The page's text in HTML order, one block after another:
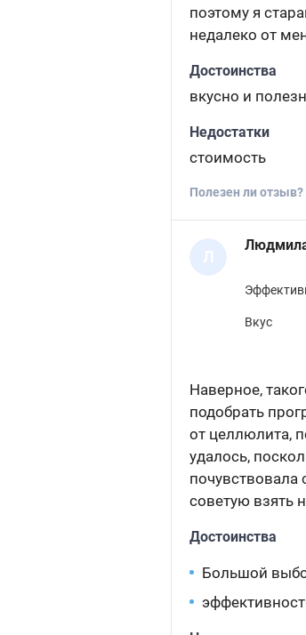
поэтому я
недалеко от
Достоинства
вкусно и
Недостатки
стоимость
Полезен ли отзыв?
Л
Вкус
Наверное,
подобрать
от целлюлита,
удалось,
почувствовала
советую взять
Достоинства
Большой